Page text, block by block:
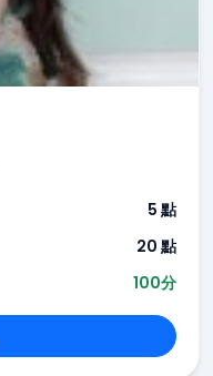
5 點
20 點
100分